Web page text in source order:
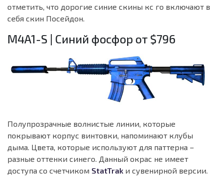
отметить, что дорогие синие скины кс го включают в
себя скин Посейдон.
M4A1-S | Синий фосфор от $796
Полупрозрачные волнистые линии, которые
покрывают корпус винтовки, напоминают клубы
дыма. Цвета, которые используют для паттерна –
разные оттенки синего. Данный окрас не имеет
доступа со счетчиком StatTrak и сувенирной версии.